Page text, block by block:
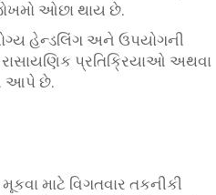
ઓછા થાય છે.
હેન્ડલિંગ અને ઉપયોગની
પ્રતિક્રિયાઓ અથવા
આપે છે.
માટે વિગતવાર તકનીકી